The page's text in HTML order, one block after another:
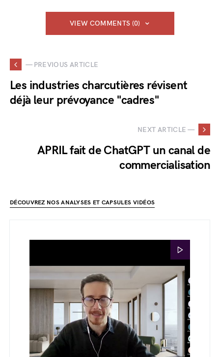
VIEW COMMENTS (0)
— PREVIOUS ARTICLE
Les industries charcutières révisent
déjà leur prévoyance "cadres"
NEXT ARTICLE —
APRIL fait de ChatGPT un canal de
commercialisation
DÉCOUVREZ NOS ANALYSES ET CAPSULES VIDÉOS